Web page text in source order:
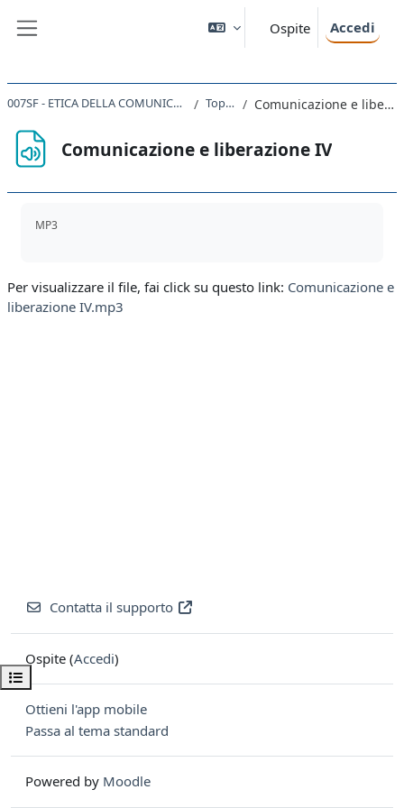
Ospite Accedi
Apri indice del corso
007SF - ETICA DELLA COMUNICAZIONE 2019 Topic 47 Comunicazione e liberazione IV
Comunicazione e liberazione IV
MP3
Per visualizzare il file, fai click su questo link: Comunicazione e
liberazione IV.mp3
Contatta il supporto
Ospite (Accedi)
Ottieni l'app mobile
Passa al tema standard
Powered by Moodle